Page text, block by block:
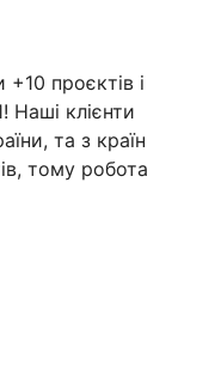
проєктів і
Наші клієнти
та з країн
тому робота